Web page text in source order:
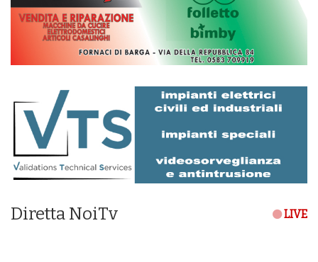
Diretta NoiTv LIVE